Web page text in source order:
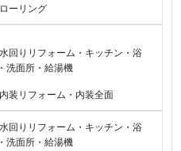
ーリング
回りリフォーム・キッチン・浴
洗面所・給湯機
装リフォーム・内装全面
回りリフォーム・キッチン・浴
洗面所・給湯機